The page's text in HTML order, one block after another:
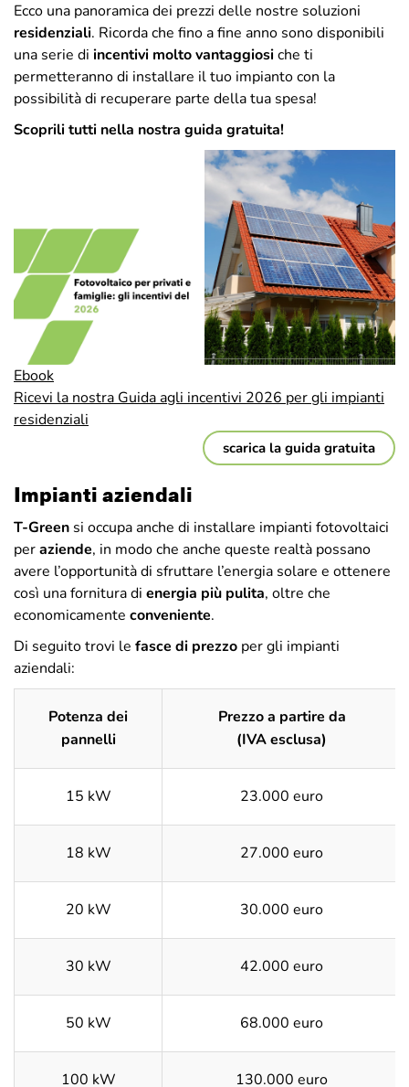
Ecco una panoramica dei prezzi delle nostre soluzioni
residenziali. Ricorda che fino a fine anno sono disponibili
una serie di incentivi molto vantaggiosiche ti
permetteranno di installare il tuo impianto con la
possibilità di recuperare parte della tua spesa!
Scoprili tutti nella nostra guida gratuita!
Ebook
Ricevi la nostra Guida agli incentivi 2026 per gli impianti
residenziali
scarica la guida gratuita
Impianti aziendali
T-Green si occupa anche di installare impianti fotovoltaici
peraziende, in modo che anche queste realtà possano
avere l’opportunità di sfruttare l’energia solare e ottenere
così una fornitura di energia più pulita, oltre che
economicamente conveniente.
Di seguito trovi le fasce di prezzo per gli impianti
aziendali:
Potenza dei
pannelli
Prezzo a partire da
(IVA esclusa)
15 kW 23.000 euro
18 kW 27.000 euro
20 kW 30.000 euro
30 kW 42.000 euro
50 kW 68.000 euro
100 kW 130.000 euro